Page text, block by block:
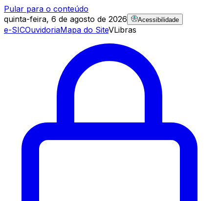
Pular para o conteúdo
quinta-feira, 6 de agosto de 2026
Acessibilidade
e-SICOuvidoriaMapa do SiteVLibras